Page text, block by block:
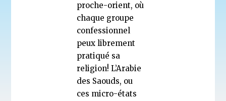
proche-orient, où
chaque groupe
confessionnel
peux librement
pratiqué sa
religion! L’Arabie
des Saouds, ou
ces micro-états